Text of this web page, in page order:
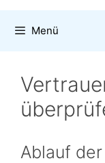
Menü
Ablauf